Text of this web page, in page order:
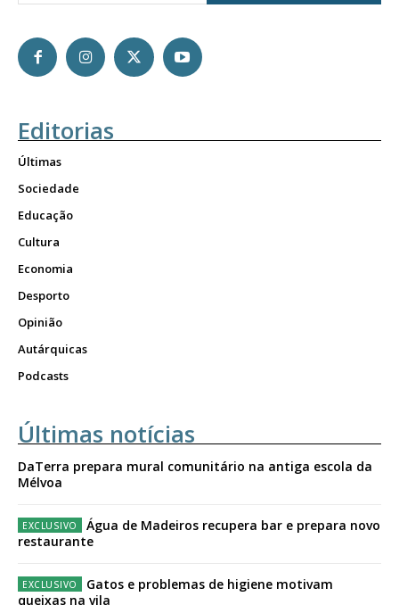
Editorias
Últimas
Sociedade
Educação
Cultura
Economia
Desporto
Opinião
Autárquicas
Podcasts
Últimas notícias
DaTerra prepara mural comunitário na antiga escola da
Mélvoa
Água de Madeiros recupera bar e prepara novo
restaurante
Gatos e problemas de higiene motivam
queixas na vila